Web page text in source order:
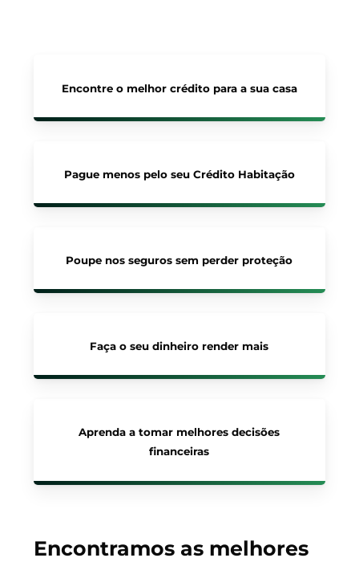
Encontre o melhor crédito para a sua casa
Pague menos pelo seu Crédito Habitação
Poupe nos seguros sem perder proteção
Faça o seu dinheiro render mais
Aprenda a tomar melhores decisões
financeiras
Encontramos as melhores